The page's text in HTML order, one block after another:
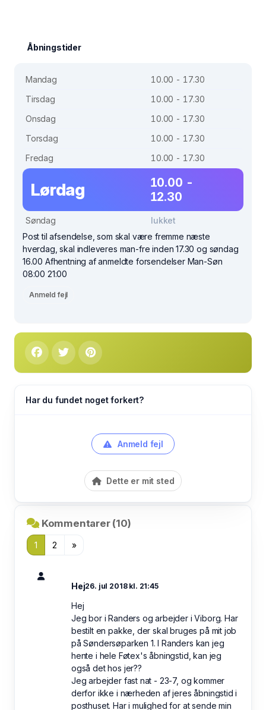
Åbningstider
Mandag
10.00 - 17.30
Tirsdag
10.00 - 17.30
Onsdag
10.00 - 17.30
Torsdag
10.00 - 17.30
Fredag
10.00 - 17.30
Lørdag
10.00 -
12.30
Søndag
lukket
Post til afsendelse, som skal være fremme næste
hverdag, skal indleveres man-fre inden 17.30 og søndag
16.00 Afhentning af anmeldte forsendelser Man-Søn
08:00 21:00
Anmeld fejl
Har du fundet noget forkert?
Anmeld fejl
Dette er mit sted
Kommentarer (10)
1 2 »
Hej26. jul 2018 kl. 21:45
Hej
Jeg bor i Randers og arbejder i Viborg. Har
bestilt en pakke, der skal bruges på mit job
på Søndersøparken 1. I Randers kan jeg
hente i hele Føtex's åbningstid, kan jeg
også det hos jer??
Jeg arbejder fast nat - 23-7, og kommer
derfor ikke i nærheden af jeres åbningstid i
posthuset. Har i mulighed for at sende min